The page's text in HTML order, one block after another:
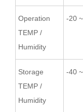
Operation
TEMP /
Humidity
-20
Storage
TEMP /
Humidity
-40